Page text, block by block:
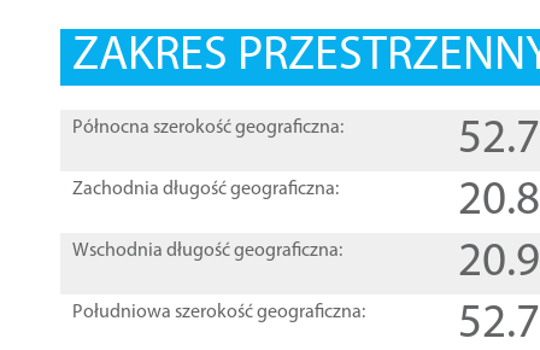
ZAKRES
Północna szerokość geograficzna:
Zachodnia długość geograficzna:
Wschodnia długość geograficzna:
Południowa szerokość geograficzna: